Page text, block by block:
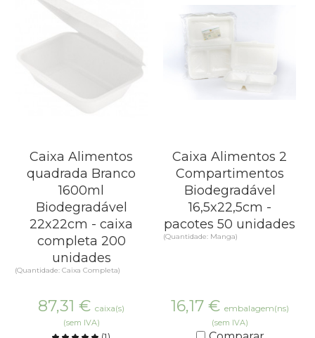
Caixa Alimentos
quadrada Branco
1600ml
Biodegradável
22x22cm - caixa
completa 200
unidades
(Quantidade: Caixa Completa)
87,31 € caixa(s)
(sem IVA)
Caixa Alimentos 2
Compartimentos
Biodegradável
16,5x22,5cm -
pacotes 50 unidades
(Quantidade: Manga)
16,17 € embalagem(ns)
(sem IVA)